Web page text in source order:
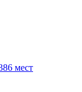
мест